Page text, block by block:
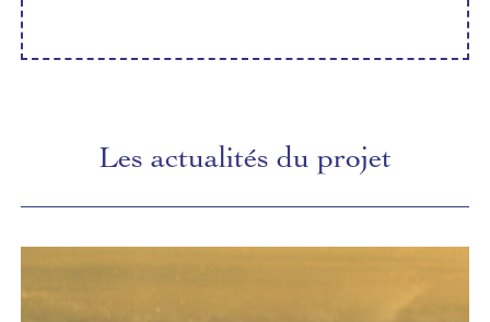
Les actualités du projet